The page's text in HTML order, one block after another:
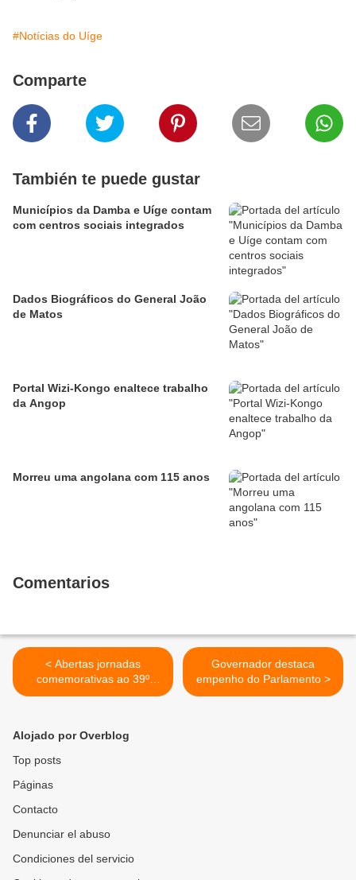
#Notícias do Uíge
Comparte
También te puede gustar
Municípios da Damba e Uíge contam
com centros sociais integrados
Dados Biográficos do General João
de Matos
Portal Wizi-Kongo enaltece trabalho
da Angop
Morreu uma angolana com 115 anos
Comentarios
< Abertas jornadas
comemorativas ao 39º
aniversário da Polícia
Governador destaca
empenho do Parlamento >
Alojado por Overblog
Top posts
Páginas
Contacto
Denunciar el abuso
Condiciones del servicio